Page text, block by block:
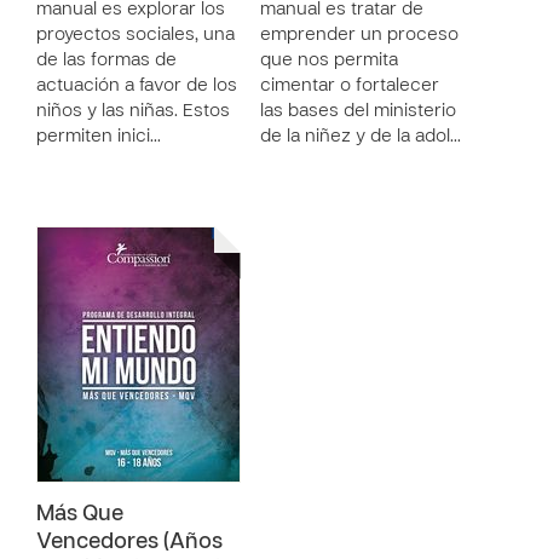
manual es explorar los
proyectos sociales, una
de las formas de
actuación a favor de los
niños y las niñas. Estos
permiten inici…
manual es tratar de
emprender un proceso
que nos permita
cimentar o fortalecer
las bases del ministerio
de la niñez y de la adol…
Más Que
Vencedores (Años